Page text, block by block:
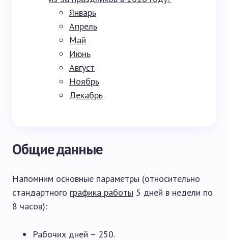
Январь
Апрель
Май
Июнь
Август
Ноябрь
Декабрь
Общие данные
Напомним основные параметры (относительно
стандартного графика работы 5 дней в недели по
8 часов):
Рабочих дней – 250.